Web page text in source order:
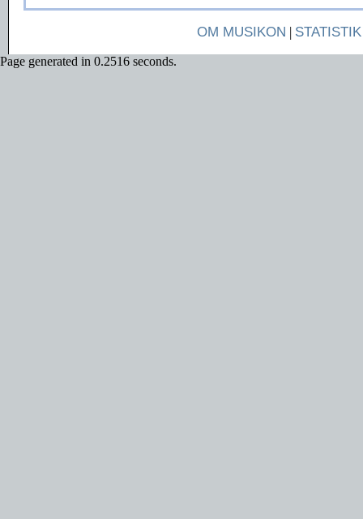
OM MUSIKON | STATISTIK
Page generated in 0.2516 seconds.